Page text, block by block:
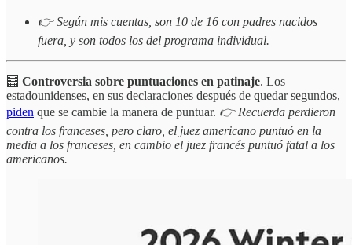
👉 Según mis cuentas, son 10 de 16 con padres nacidos
fuera, y son todos los del programa individual.
🧮 Controversia sobre puntuaciones en patinaje. Los
estadounidenses, en sus declaraciones después de quedar segundos,
piden que se cambie la manera de puntuar. 👉 Recuerda perdieron
contra los franceses, pero claro, el juez americano puntuó en la
media a los franceses, en cambio el juez francés puntuó fatal a los
americanos.